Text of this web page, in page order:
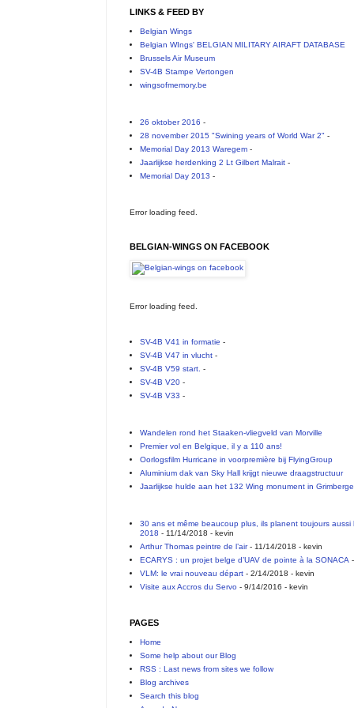
LINKS & FEED BY
Belgian Wings
Belgian WIngs' BELGIAN MILITARY AIRAFT DATABASE
Brussels Air Museum
SV-4B Stampe Vertongen
wingsofmemory.be
26 oktober 2016 -
28 november 2015 "Swining years of World War 2" -
Memorial Day 2013 Waregem-
Jaarlijkse herdenking 2 Lt Gilbert Malrait-
Memorial Day 2013 -
Error loading feed.
BELGIAN-WINGS ON FACEBOOK
Error loading feed.
SV-4B V41 in formatie -
SV-4B V47 in vlucht-
SV-4B V59 start. -
SV-4B V20-
SV-4B V33 -
Wandelen rond het Staaken-vliegveld van Morville
Premier vol en Belgique, il y a 110 ans!
Oorlogsfilm Hurricane in voorpremière bij FlyingGroup
Aluminium dak van Sky Hall krijgt nieuwe draagstructuur
Jaarlijkse hulde aan het 132 Wing monument in
30 ans et même beaucoup plus, ils planent toujours
2018 - 11/14/2018 - kevin
Arthur Thomas peintre de l’air- 11/14/2018 - kevin
ECARYS : un projet belge d’UAV de pointe à la SONACA
VLM: le vrai nouveau départ- 2/14/2018 - kevin
Visite aux Accros du Servo- 9/14/2016 - kevin
PAGES
Home
Some help about our Blog
RSS : Last news from sites we follow
Blog archives
Search this blog